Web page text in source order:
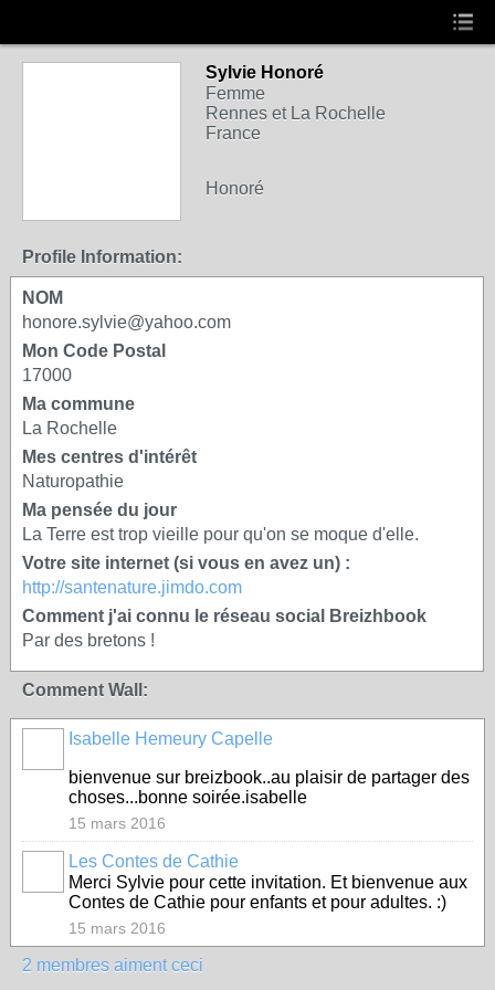
Sylvie Honoré
Femme
Rennes et La Rochelle
France
Honoré
Profile Information:
NOM
honore.sylvie@yahoo.com
Mon Code Postal
17000
Ma commune
La Rochelle
Mes centres d'intérêt
Naturopathie
Ma pensée du jour
La Terre est trop vieille pour qu'on se moque d'elle.
Votre site internet (si vous en avez un) :
http://santenature.jimdo.com
Comment j'ai connu le réseau social Breizhbook
Par des bretons !
Comment Wall:
Isabelle Hemeury Capelle
bienvenue sur breizbook..au plaisir de partager des
choses...bonne soirée.isabelle
15 mars 2016
Les Contes de Cathie
Merci Sylvie pour cette invitation. Et bienvenue aux
Contes de Cathie pour enfants et pour adultes. :)
15 mars 2016
2 membres aiment ceci